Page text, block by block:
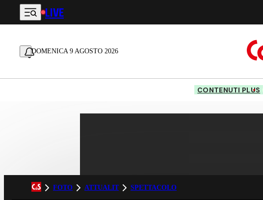
Vai al contenuto principale
LIVE
DOMENICA 9 AGOSTO 2026
CONTENUTI PLUS
FOTO ATTUALIT SPETTACOLO